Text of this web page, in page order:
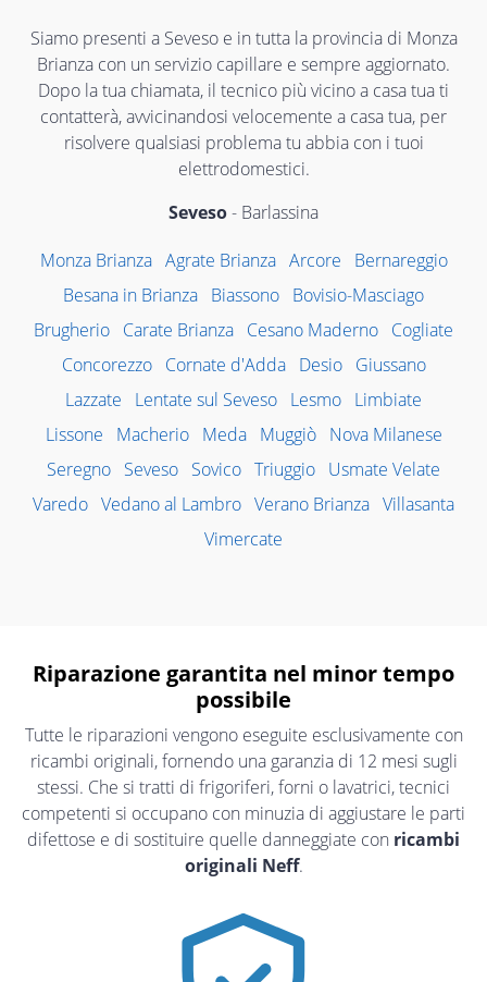
Siamo presenti a Seveso e in tutta la provincia di Monza
Brianza con un servizio capillare e sempre aggiornato.
Dopo la tua chiamata, il tecnico più vicino a casa tua ti
contatterà, avvicinandosi velocemente a casa tua, per
risolvere qualsiasi problema tu abbia con i tuoi
elettrodomestici.
Seveso- Barlassina
Monza Brianza Agrate Brianza Arcore
Bernareggio
Besana in Brianza Biassono Bovisio-Masciago
Brugherio Carate Brianza Cesano Maderno Cogliate
Concorezzo
Cornate d'Adda Desio
Giussano
Lazzate
Lentate sul Seveso Lesmo Limbiate
Lissone
Macherio Meda Muggiò
Nova Milanese
Seregno Seveso Sovico Triuggio Usmate Velate
Varedo Vedano al Lambro Verano Brianza Villasanta
Vimercate
Riparazione garantita nel minor tempo
possibile
Tutte le riparazioni vengono eseguite esclusivamente con
ricambi originali, fornendo una garanzia di 12 mesi sugli
stessi. Che si tratti di frigoriferi, forni o lavatrici, tecnici
competenti si occupano con minuzia di aggiustare le parti
difettose e di sostituire quelle danneggiate con ricambi
originali Neff.